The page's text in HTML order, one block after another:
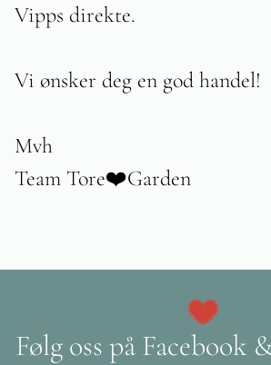
Vipps direkte.
Vi ønsker deg en god handel!
Mvh
Team Tore❤️Garden
Følg oss på Facebook